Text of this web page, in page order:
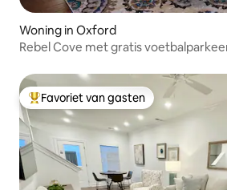
Woning in Oxford
Rebel Cove met gratis
Topfavoriet van gasten
Favoriet van gasten